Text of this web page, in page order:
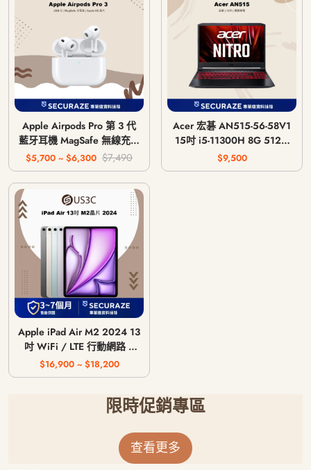
Apple Airpods Pro 第 3 代
藍牙耳機 MagSafe 無線充電
版 USB-C
$5,700 ~ $6,300 $7,490
Acer 宏碁 AN515-56-58V1
15吋 i5-11300H 8G 512G
GTX 1650 4G
$9,500
Apple iPad Air M2 2024 13
吋 WiFi / LTE 行動網路 /
128G 256G 512G 1T
$16,900 ~ $18,200
限時促銷專區
查看更多